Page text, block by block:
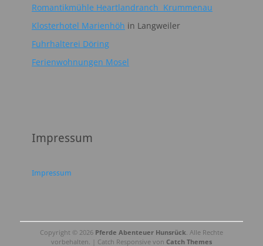
Romantikmühle Heartlandranch Krummenau
Klosterhotel Marienhöh in Langweiler
Fuhrhalterei Döring
Ferienwohnungen Mosel
Impressum
Impressum
Copyright © 2026 Pferde Abenteuer Hunsrück. Alle Rechte
vorbehalten. | Catch Responsive von Catch Themes